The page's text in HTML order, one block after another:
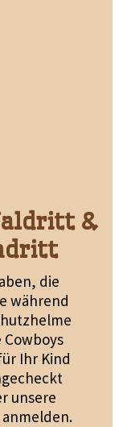
&
die
während
Ihr Kind
unsere